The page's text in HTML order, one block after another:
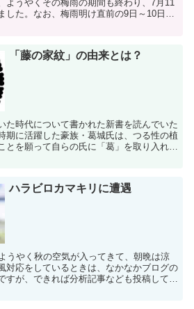
ようやくその梅雨の期間も終わり、7月11
した。なお、梅雨明け直前の9日～10日は
「藤の家紋」の由来とは？
た時代について書かれた新書を読んでいた
期に活躍した豪族・葛城氏は、つる性の植
とを願って自らの氏に「葛」を取り入れた
ハラビロカマキリに遭遇
うやく秋の空気が入ってきて、朝晩は涼
対応をしているときは、なかなかブログの
すが、できれば分析記事なども投稿してい